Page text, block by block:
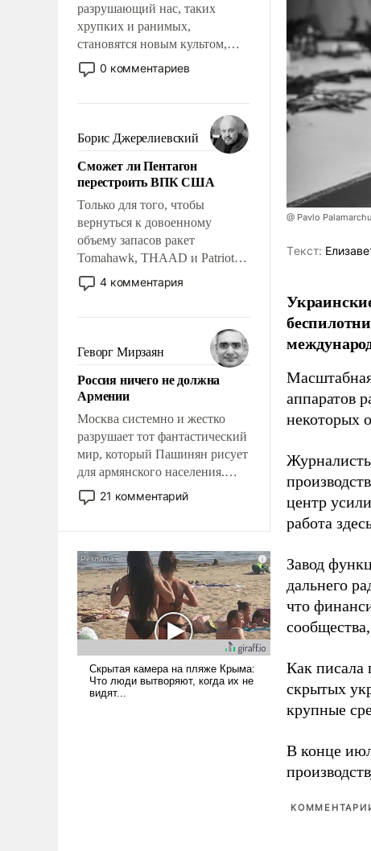
разрушающий нас, таких
хрупких и ранимых,
становятся новым культом,
постепенно вытесняя и
отменяя традиционное
мужественным и твердым под
ударами судьбы, брать на себя
ответственность, помогать
слабым, идти вперед и
адаптироваться.
0 комментариев
Борис Джерелиевский
Сможет ли Пентагон
перестроить ВПК США
Только для того, чтобы
вернуться к довоенному
объему запасов ракет
Tomahawk, THAAD и Patriot
США потребуется более трех
лет. Даже небольшая война с
Сложившаяся ситуация
означает многолетний период
уязвимости США, например,
перед Китаем.
4 комментария
Геворг Мирзаян
Россия ничего не должна
Армении
Москва системно и жестко
разрушает тот фантастический
мир, который Пашинян рисует
для армянского населения.
Мир, где политические
прожекты будут безусловно
налогоплательщиков и где
Еревану за свои поступки не
нужно отвечать.
21 комментарий
@ Pavlo
Tекст:
аппаратов
некоторых
центр
работа
Завод
дальнего
что
Как писала
скрытых
крупные
В конце